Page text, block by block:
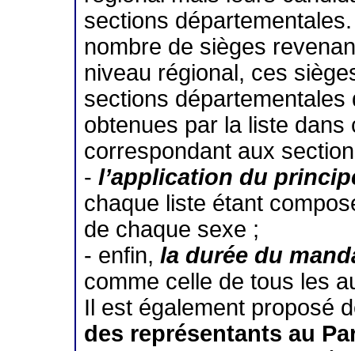
sections
nombre de sièges
niveau régional, ces
sections
obtenues par la liste
correspondant aux
-l’application du
chaque liste étant
de chaque sexe ;
- enfin,la durée du
comme celle de tous les
Il est également proposé
des représentants au